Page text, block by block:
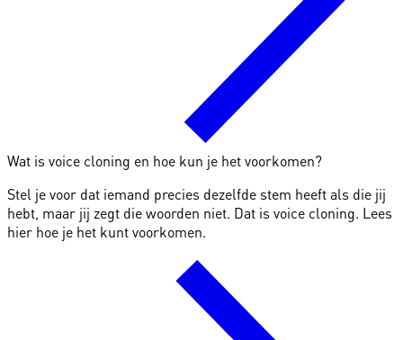
Wat is voice cloning en hoe kun je het voorkomen?
Stel je voor dat iemand precies dezelfde stem heeft als die jij
hebt, maar jij zegt die woorden niet. Dat is voice cloning. Lees
hier hoe je het kunt voorkomen.